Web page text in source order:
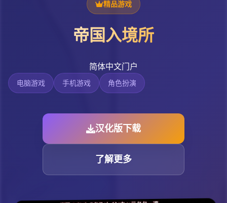
精品游戏
帝国入境所
简体中文门户
电脑游戏 手机游戏 角色扮演
汉化版下载
了解更多